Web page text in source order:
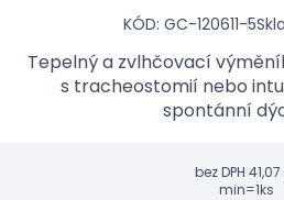
KÓD: GC-120611-5
Tepelný a zvlhčovací
s tracheostomií nebo
spontánní
bez DPH 41,07
min=1ks